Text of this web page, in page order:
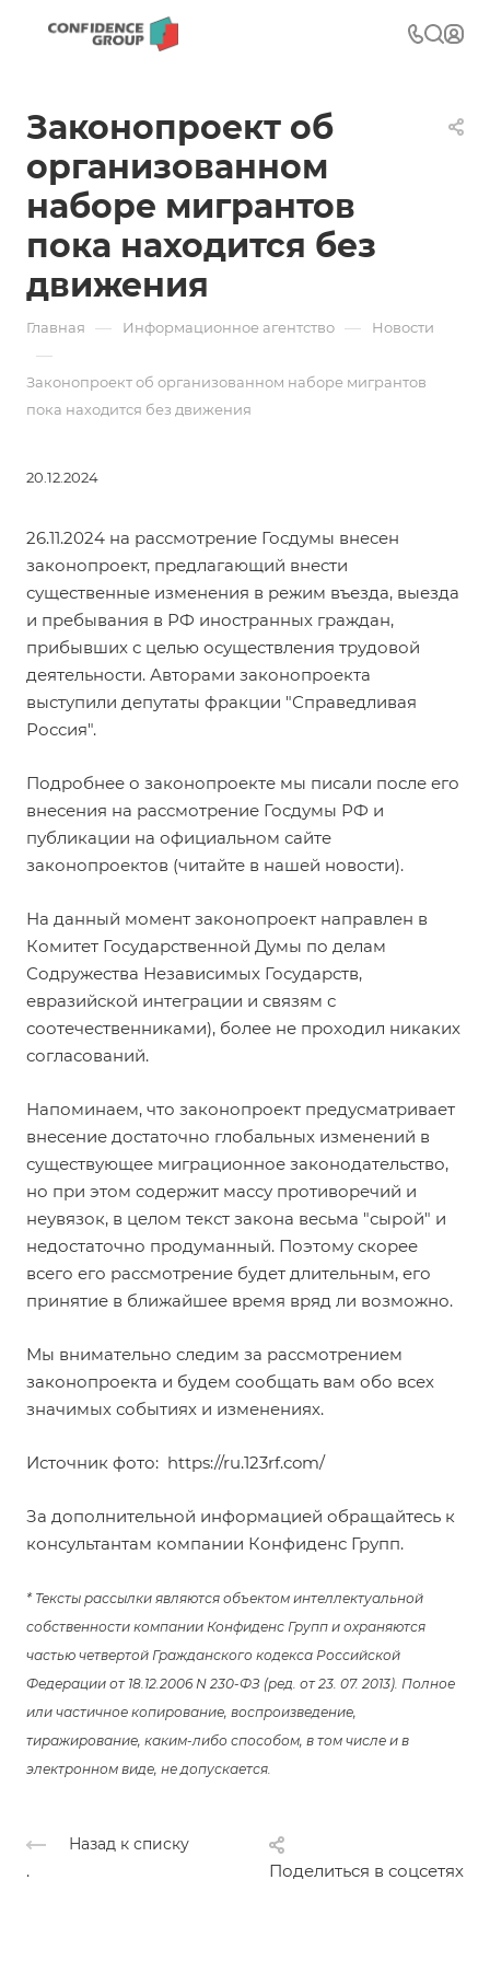
Законопроект об
организованном
наборе мигрантов
пока находится без
движения
Главная — Информационное агентство — Новости
—
Законопроект об организованном наборе мигрантов
пока находится без движения
20.12.2024
26.11.2024 на рассмотрение Госдумы внесен
законопроект, предлагающий внести
существенные изменения в режим въезда, выезда
и пребывания в РФ иностранных граждан,
прибывших с целью осуществления трудовой
деятельности. Авторами законопроекта
выступили депутаты фракции "Справедливая
Россия".
Подробнее о законопроекте мы писали после его
внесения на рассмотрение Госдумы РФ и
публикации на официальном сайте
законопроектов (читайте в нашей новости).
На данный момент законопроект направлен в
Комитет Государственной Думы по делам
Содружества Независимых Государств,
евразийской интеграции и связям с
соотечественниками), более не проходил никаких
согласований.
Напоминаем, что законопроект предусматривает
внесение достаточно глобальных изменений в
существующее миграционное законодательство,
но при этом содержит массу противоречий и
неувязок, в целом текст закона весьма "сырой" и
недостаточно продуманный. Поэтому скорее
всего его рассмотрение будет длительным, его
принятие в ближайшее время вряд ли возможно.
Мы внимательно следим за рассмотрением
законопроекта и будем сообщать вам обо всех
значимых событиях и изменениях.
Источник фото: https://ru.123rf.com/
За дополнительной информацией обращайтесь к
консультантам компании Конфиденс Групп.
* Тексты рассылки являются объектом интеллектуальной
собственности компании Конфиденс Групп и охраняются
частью четвертой Гражданского кодекса Российской
Федерации от 18.12.2006 N 230-ФЗ (ред. от 23. 07. 2013). Полное
или частичное копирование, воспроизведение,
тиражирование, каким-либо способом, в том числе и в
электронном виде, не допускается.
Назад к списку
Поделиться в соцсетях
.